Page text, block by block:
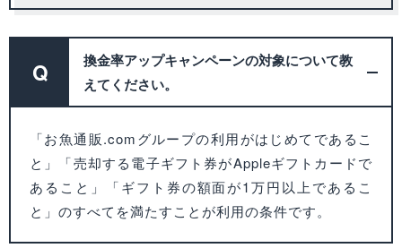
Q
換金率アップキャンペーンの対象について教
えてください。
「お魚通販.comグループの利用がはじめてであるこ
と」「売却する電子ギフト券がAppleギフトカードで
あること」「ギフト券の額面が1万円以上であるこ
と」のすべてを満たすことが利用の条件です。